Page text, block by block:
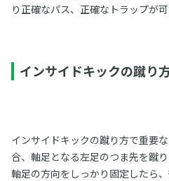
り正確なパス、正確なトラップが可
インサイドキックの蹴り
インサイドキックの蹴り方で重要
合、軸足となる左足のつま先を蹴り
軸足の方向をしっかり固定したら